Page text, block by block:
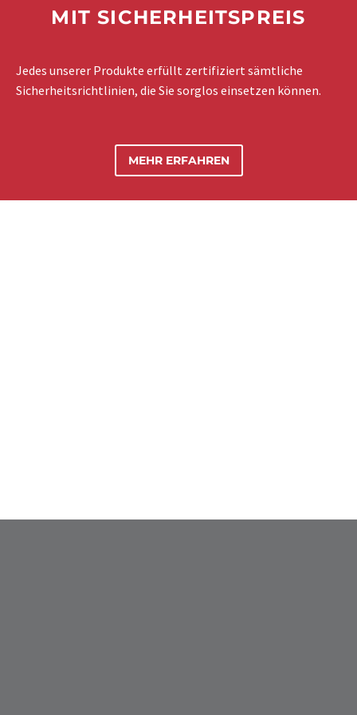
MIT SICHERHEITSPREIS
Jedes unserer Produkte erfüllt zertifiziert sämtliche
Sicherheitsrichtlinien, die Sie sorglos einsetzen können.
MEHR ERFAHREN